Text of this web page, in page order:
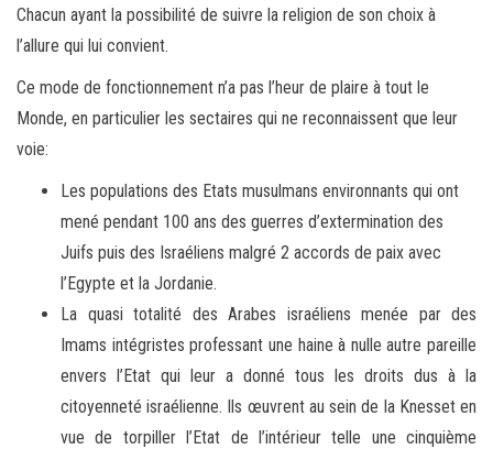
Chacun ayant la possibilité de suivre la religion de son choix à
l’allure qui lui convient.
Ce mode de fonctionnement n’a pas l’heur de plaire à tout le
Monde, en particulier les sectaires qui ne reconnaissent que leur
voie:
Les populations des Etats musulmans environnants qui ont
mené pendant 100 ans des guerres d’extermination des
Juifs puis des Israéliens malgré 2 accords de paix avec
l’Egypte et la Jordanie.
La quasi totalité des Arabes israéliens menée par des
Imams intégristes professant une haine à nulle autre pareille
envers l’Etat qui leur a donné tous les droits dus à la
citoyenneté israélienne. Ils œuvrent au sein de la Knesset en
vue de torpiller l’Etat de l’intérieur telle une cinquième